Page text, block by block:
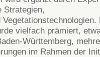
Strategien,
vielfach prämiert,
Württemberg,
im Rahmen der